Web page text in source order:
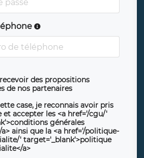
des propositions
de nos partenaires
case, je reconnais avoir pris
et accepter les <a href='/cgu/'
générales
ainsi que la <a href='/politique-
' target='_blank'>politique
a>